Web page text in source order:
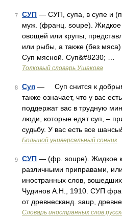
7 СУП — СУП, супа, в супе и
муж. (франц. soupe). Жидкое
овощей или крупы,
или рыбы, а также (без мяса)
Суп мясной. Суп&#8230; …
Толковый словарь Ушакова
8 Суп — Суп снится к добрым
также означает, что у вас
поддержат вас в трудную
люди, которые едят суп, –
судьбу. У вас есть все
Большой универсальный сонник
9 СУП — (фр. soupe). Жидкое
различными приправами,
иностранных слов, вошедших
Чудинов А.Н., 1910. СУП
от древнесканд. saup,
Словарь иностранных слов